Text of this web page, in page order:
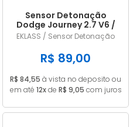
Sensor Detonação
Dodge Journey 2.7 V6 /
Challenger 3.5 V6
4609093AE / 4606093AD
EKLASS / Sensor Detonação
R$ 89,00
R$ 84,55 à vista no deposito ou
em até 12xde R$ 9,05 com juros